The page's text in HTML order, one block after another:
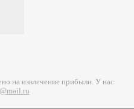
на извлечение прибыли. У нас